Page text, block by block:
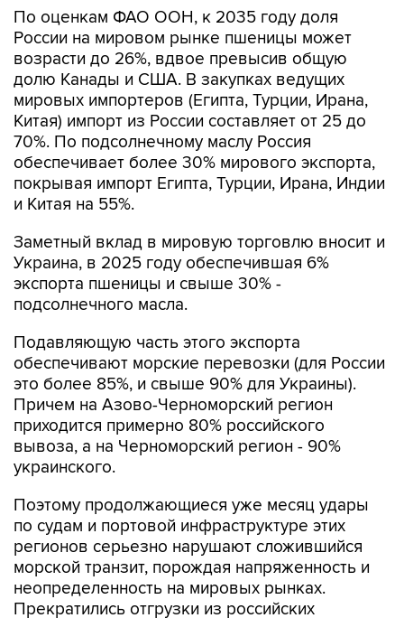
По оценкам ФАО ООН, к 2035 году доля
России на мировом рынке пшеницы может
возрасти до 26%, вдвое превысив общую
долю Канады и США. В закупках ведущих
мировых импортеров (Египта, Турции, Ирана,
Китая) импорт из России составляет от 25 до
70%. По подсолнечному маслу Россия
обеспечивает более 30% мирового экспорта,
покрывая импорт Египта, Турции, Ирана, Индии
и Китая на 55%.
Заметный вклад в мировую торговлю вносит и
Украина, в 2025 году обеспечившая 6%
экспорта пшеницы и свыше 30% -
подсолнечного масла.
Подавляющую часть этого экспорта
обеспечивают морские перевозки (для России
это более 85%, и свыше 90% для Украины).
Причем на Азово-Черноморский регион
приходится примерно 80% российского
вывоза, а на Черноморский регион - 90%
украинского.
Поэтому продолжающиеся уже месяц удары
по судам и портовой инфраструктуре этих
регионов серьезно нарушают сложившийся
морской транзит, порождая напряженность и
неопределенность на мировых рынках.
Прекратились отгрузки из российских